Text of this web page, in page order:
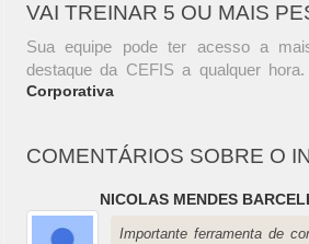
VAI TREINAR 5 OU MAIS
Sua equipe pode ter acesso a
destaque da CEFIS a qualquer hora.
Corporativa
COMENTÁRIOS SOBRE O
NICOLAS MENDES
Importante ferramenta de